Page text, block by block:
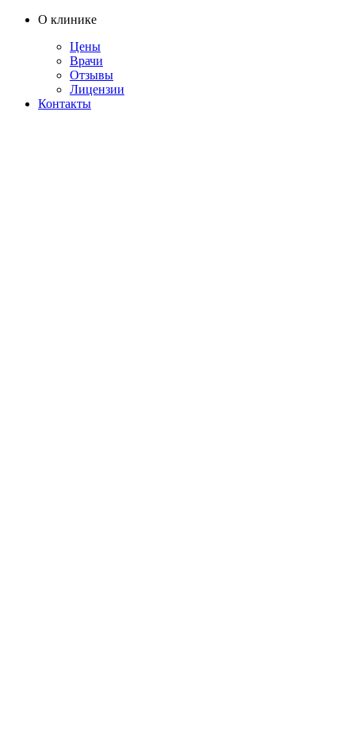
О клинике
Цены
Врачи
Отзывы
Лицензии
Контакты